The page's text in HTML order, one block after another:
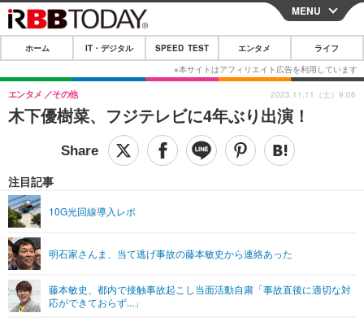
CLOSE
ホーム
IT・デジタル
IT・デジタルTOP スマートフォン
ネタ ガジェット・ツール
SPEED TEST
エンタメ
音楽 スポーツ
グラビア ブログ
ライフ
ペット ショッピング
その他
リリース一覧
プッシュ通知の停止方法
MENU
ホーム IT・デジタル SPEED TEST エンタメ ライフ
木下優樹菜、フジテレビに4年ぶり出演！
エンタメ その他
注目記事
10G光回線導入レポ
明石家さんま、当て逃げ事故の藤本敏史から連絡あった
藤本敏史、都内で接触事故起こし当面活動自粛「事故直後に適切な対
応ができておらず...」
2023.11.11（土）9:06